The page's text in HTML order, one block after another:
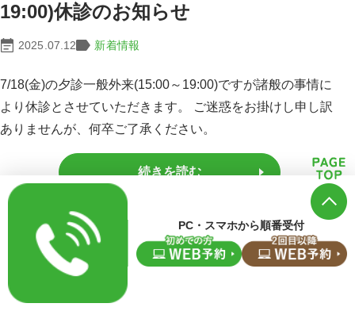
PC・スマホから順番受付
19:00)休診のお知らせ
2025.07.12 新着情報
7/18(金)の夕診一般外来(15:00～19:00)ですが諸般の事情に
より休診とさせていただきます。 ご迷惑をお掛けし申し訳
ありませんが、何卒ご了承ください。
続きを読む
○赤ちゃん外来のご案内○